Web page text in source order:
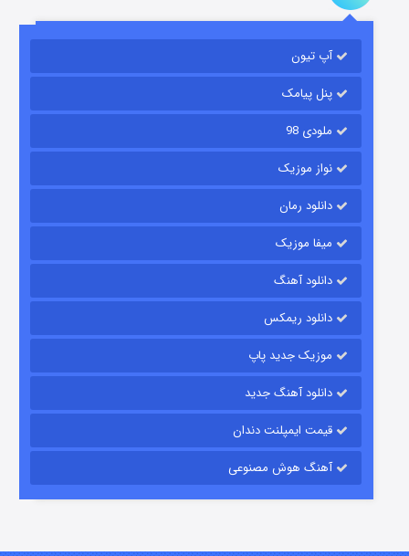
قسمت
آپ تیون
پنل پیامک
ملودی 98
نواز موزیک
دانلود رمان
میفا موزیک
دانلود آهنگ
دانلود ریمکس
موزیک جدید پاپ
دانلود آهنگ جدید
قیمت ایمپلنت دندان
آهنگ هوش مصنوعی